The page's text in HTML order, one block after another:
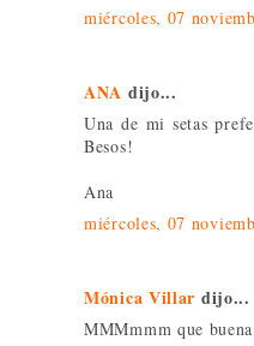
miércoles, 07
ANA dijo...
Una de mi setas
Besos!
Ana
miércoles, 07
Mónica Villar dijo...
MMMmmm que